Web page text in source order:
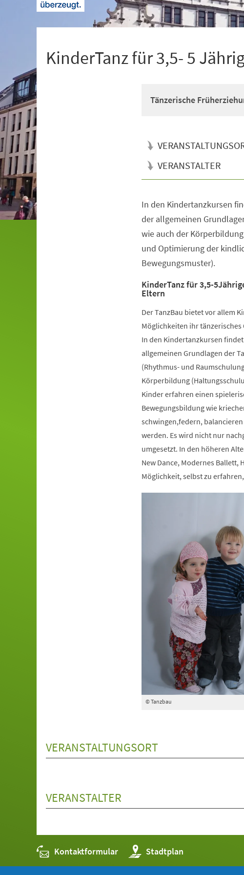
KinderTanz für 3,5- 5
Tänzerische
VERANSTALTER
In den Kindertanzkursen
der allgemeinen
wie auch der
und Optimierung der
Bewegungsmuster).
KinderTanz für 3,5-
Eltern
Der TanzBau bietet vor allem
Möglichkeiten ihr tänzerisches
In den Kindertanzkursen
allgemeinen Grundlagen der
(Rhythmus- und
Körperbildung
Kinder erfahren einen
Bewegungsbildung wie
schwingen,federn,
werden. Es wird nicht nur
umgesetzt. In den höheren
New Dance, Modernes
Möglichkeit, selbst zu
© Tanzbau
VERANSTALTUNGSORT
VERANSTALTER
Kontaktformular Stadtplan
(Öffnet
in
einem